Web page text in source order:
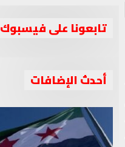
تابعونا على فيسبوك
أحدث الإضافات